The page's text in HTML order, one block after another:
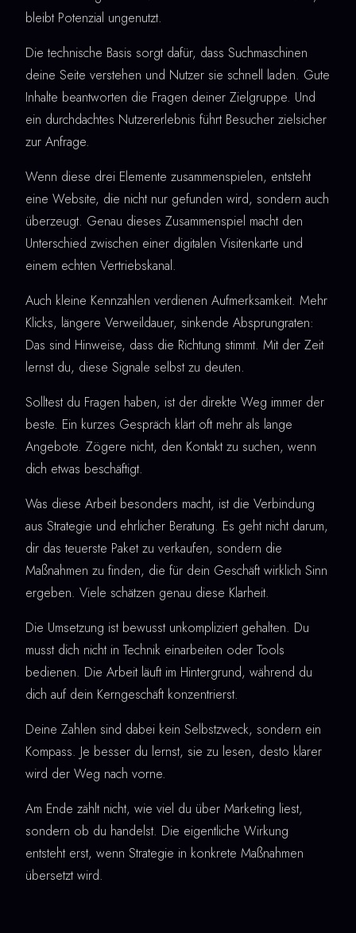
bleibt Potenzial ungenutzt.
Die technische Basis sorgt dafür, dass Suchmaschinen
deine Seite verstehen und Nutzer sie schnell laden. Gute
Inhalte beantworten die Fragen deiner Zielgruppe. Und
ein durchdachtes Nutzererlebnis führt Besucher zielsicher
zur Anfrage.
Wenn diese drei Elemente zusammenspielen, entsteht
eine Website, die nicht nur gefunden wird, sondern auch
überzeugt. Genau dieses Zusammenspiel macht den
Unterschied zwischen einer digitalen Visitenkarte und
einem echten Vertriebskanal.
Auch kleine Kennzahlen verdienen Aufmerksamkeit. Mehr
Klicks, längere Verweildauer, sinkende Absprungraten:
Das sind Hinweise, dass die Richtung stimmt. Mit der Zeit
lernst du, diese Signale selbst zu deuten.
Solltest du Fragen haben, ist der direkte Weg immer der
beste. Ein kurzes Gespräch klärt oft mehr als lange
Angebote. Zögere nicht, den Kontakt zu suchen, wenn
dich etwas beschäftigt.
Was diese Arbeit besonders macht, ist die Verbindung
aus Strategie und ehrlicher Beratung. Es geht nicht darum,
dir das teuerste Paket zu verkaufen, sondern die
Maßnahmen zu finden, die für dein Geschäft wirklich Sinn
ergeben. Viele schätzen genau diese Klarheit.
Die Umsetzung ist bewusst unkompliziert gehalten. Du
musst dich nicht in Technik einarbeiten oder Tools
bedienen. Die Arbeit läuft im Hintergrund, während du
dich auf dein Kerngeschäft konzentrierst.
Deine Zahlen sind dabei kein Selbstzweck, sondern ein
Kompass. Je besser du lernst, sie zu lesen, desto klarer
wird der Weg nach vorne.
Am Ende zählt nicht, wie viel du über Marketing liest,
sondern ob du handelst. Die eigentliche Wirkung
entsteht erst, wenn Strategie in konkrete Maßnahmen
übersetzt wird.